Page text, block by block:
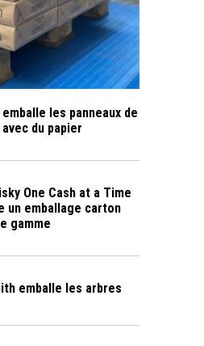
emballe les panneaux de
avec du papier
One Cash at a Time
un emballage carton
gamme
emballe les arbres